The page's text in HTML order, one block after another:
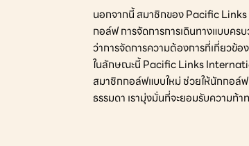
นอกจากนี้ สมาชิกของ Pacific
กอล์ฟ การจัดการการเดินทางแบบคร
ว่าการจัดการความต้องการที่เกี่ยวข้
ในลักษณะนี้ Pacific Links
สมาชิกกอล์ฟแบบใหม่ ช่วยให้นักกอล์
ธรรมดา เรามุ่งมั่นที่จะยอมรับความท้